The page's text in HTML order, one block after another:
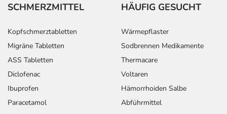
SCHMERZMITTEL
Kopfschmerztabletten
Migräne Tabletten
ASS Tabletten
Diclofenac
Ibuprofen
Paracetamol
HÄUFIG GESUCHT
Wärmepflaster
Sodbrennen Medikamente
Thermacare
Voltaren
Hämorrhoiden Salbe
Abführmittel